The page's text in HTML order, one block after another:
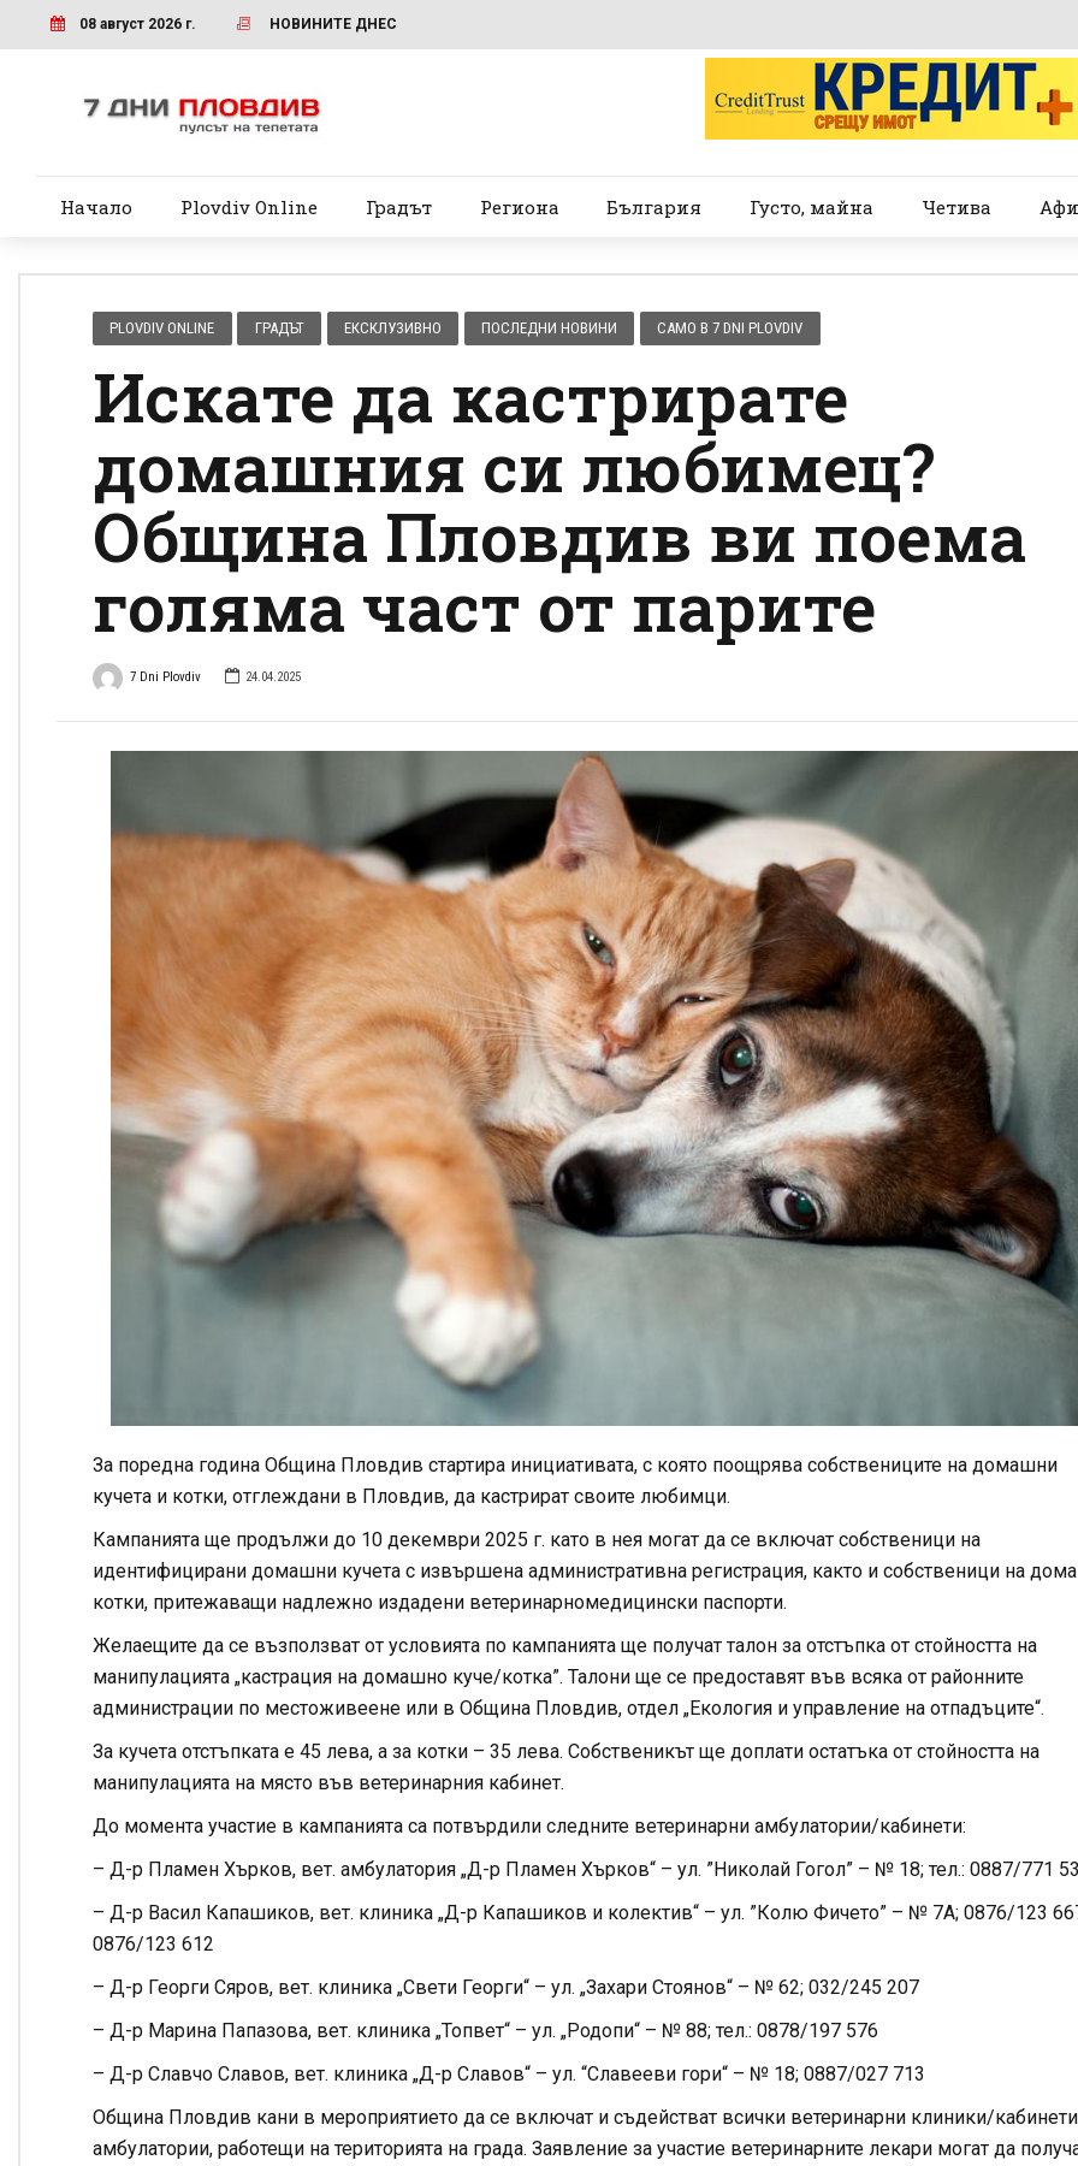
08 август 2026 г. НОВИНИТЕ ДНЕС
Начало Plovdiv Online Градът Региона България Густо, майна Четива
PLOVDIV ONLINE ГРАДЪТ ЕКСКЛУЗИВНО ПОСЛЕДНИ НОВИНИ САМО В 7 DNI PLOVDIV
Искате да кастрирате
домашния си любимец?
Община Пловдив ви поема
голяма част от парите
7 Dni Plovdiv 24.04.2025
За поредна година Община Пловдив стартира инициативата, с която поощрява собствениците на домашни
кучета и котки, отглеждани в Пловдив, да кастрират своите любимци.
Кампанията ще продължи до 10 декември 2025 г. като в нея могат да се включат собственици на
идентифицирани домашни кучета с извършена административна регистрация, както и собственици на
котки, притежаващи надлежно издадени ветеринарномедицински паспорти.
Желаещите да се възползват от условията по кампанията ще получат талон за отстъпка от стойността на
манипулацията „кастрация на домашно куче/котка”. Талони ще се предоставят във всяка от районните
администрации по местоживеене или в Община Пловдив, отдел „Екология и управление на отпадъците“.
За кучета отстъпката е 45 лева, а за котки – 35 лева. Собственикът ще доплати остатъка от стойността на
манипулацията на място във ветеринарния кабинет.
До момента участие в кампанията са потвърдили следните ветеринарни амбулатории/кабинети:
– Д-р Пламен Хърков, вет. амбулатория „Д-р Пламен Хърков“ – ул. ”Николай Гогол” – № 18; тел.: 0887/771
– Д-р Васил Капашиков, вет. клиника „Д-р Капашиков и колектив“ – ул. ”Колю Фичето” – № 7А; 0876/123
0876/123 612
– Д-р Георги Сяров, вет. клиника „Свети Георги“ – ул. „Захари Стоянов“ – № 62; 032/245 207
– Д-р Марина Папазова, вет. клиника „Топвет“ – ул. „Родопи“ – № 88; тел.: 0878/197 576
– Д-р Славчо Славов, вет. клиника „Д-р Славов“ – ул. “Славееви гори“ – № 18; 0887/027 713
Община Пловдив кани в мероприятието да се включат и съдействат всички ветеринарни клиники/
амбулатории, работещи на територията на града. Заявление за участие ветеринарните лекари могат да